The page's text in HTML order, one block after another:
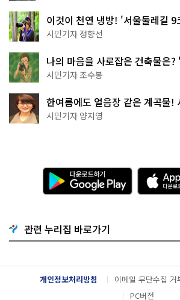
이것이 천연 냉방! '서울둘레길
나볼까
시민기자 정향선
나의 마음을 사로잡은 건축물은
상작 공개!
시민기자 조수봉
한여름에도 얼음장 같은 계곡물!
천국이네~
시민기자 양지영
다
운
로
기
G
o
g
l
e
관련 누리집 바로가기
개인정보처리방침 이메일 무단수집 거
PC버전